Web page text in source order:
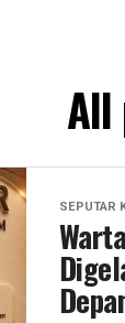
All
SEPUTAR